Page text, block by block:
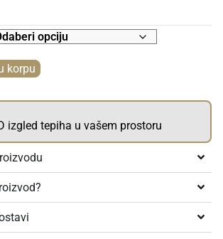
korpu
izgled tepiha u vašem prostoru